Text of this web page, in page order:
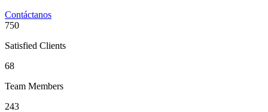
Contáctanos
750
Satisfied Clients
68
Team Members
243